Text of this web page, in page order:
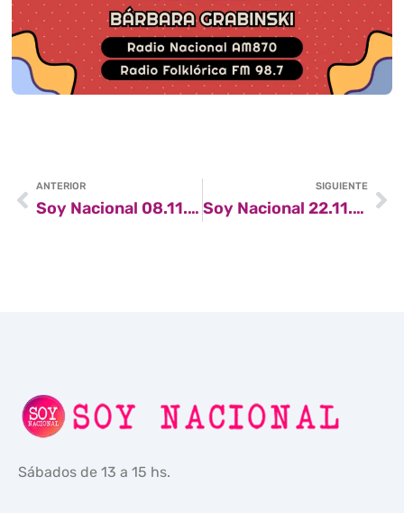
ANTERIOR
Soy Nacional 08.11.25
SIGUIENTE
Soy Nacional 22.11.25
Sábados de 13 a 15 hs.